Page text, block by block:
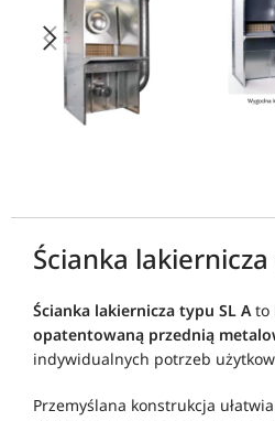
Ścianka
Ścianka lakiernicza typu SL A to
opatentowaną przednią
indywidualnych potrzeb
Przemyślana konstrukcja